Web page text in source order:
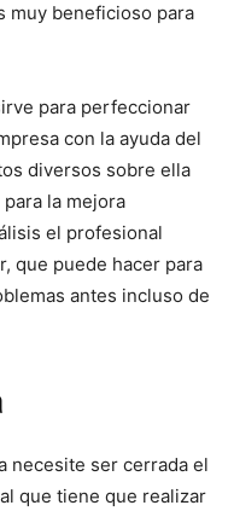
muy beneficioso para
para perfeccionar
con la ayuda del
diversos sobre ella
la mejora
el profesional
que puede hacer para
antes incluso de
necesite ser cerrada el
que tiene que realizar